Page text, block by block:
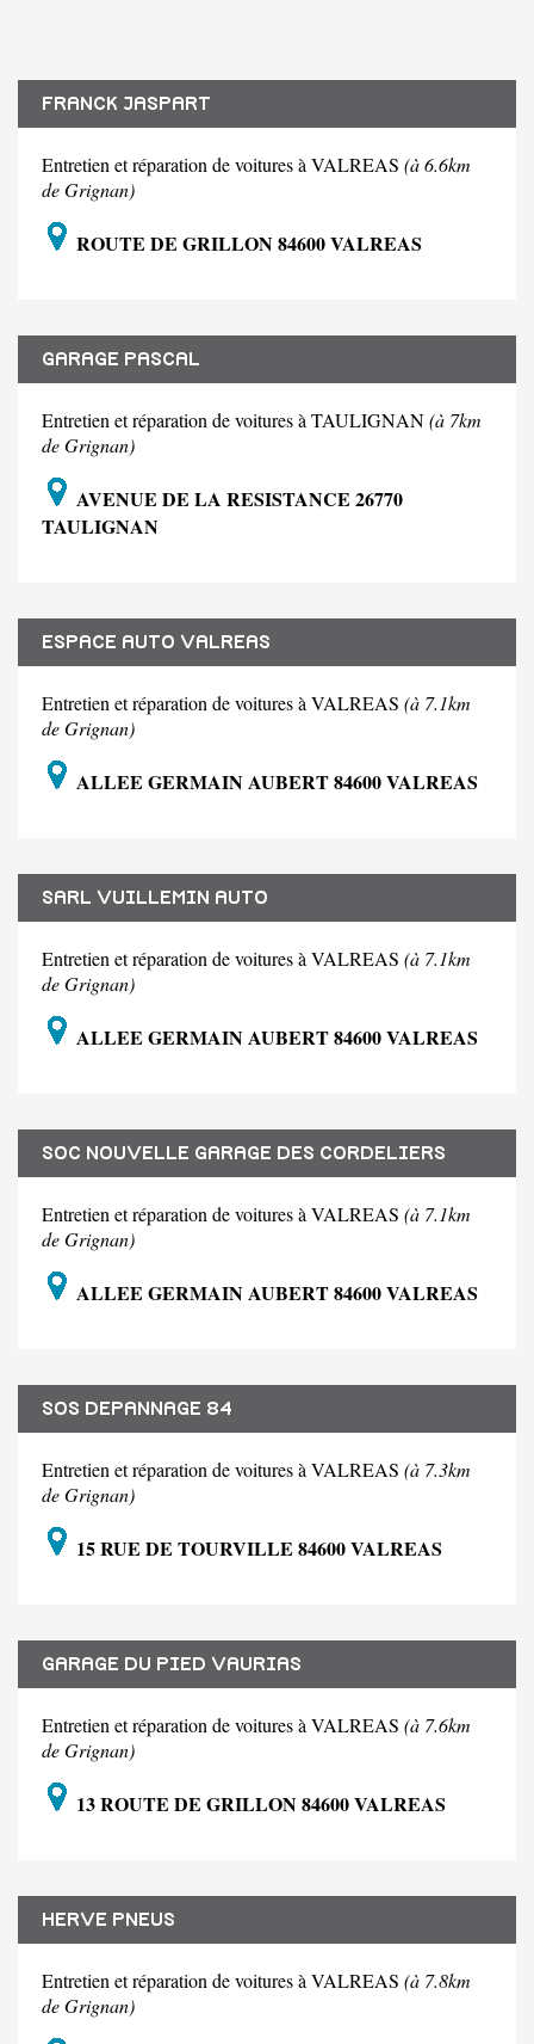
FRANCK JASPART
Entretien et réparation de voitures à VALREAS (à 6.6km
de Grignan)
ROUTE DE GRILLON 84600 VALREAS
GARAGE PASCAL
Entretien et réparation de voitures à TAULIGNAN(à 7km
de Grignan)
AVENUE DE LA RESISTANCE 26770
TAULIGNAN
ESPACE AUTO VALREAS
Entretien et réparation de voitures à VALREAS (à 7.1km
de Grignan)
ALLEE GERMAIN AUBERT 84600 VALREAS
SARL VUILLEMIN AUTO
Entretien et réparation de voitures à VALREAS (à 7.1km
de Grignan)
ALLEE GERMAIN AUBERT 84600 VALREAS
SOC NOUVELLE GARAGE DES CORDELIERS
Entretien et réparation de voitures à VALREAS (à 7.1km
de Grignan)
ALLEE GERMAIN AUBERT 84600 VALREAS
SOS DEPANNAGE 84
Entretien et réparation de voitures à VALREAS (à 7.3km
de Grignan)
15 RUE DE TOURVILLE 84600 VALREAS
GARAGE DU PIED VAURIAS
Entretien et réparation de voitures à VALREAS (à 7.6km
de Grignan)
13 ROUTE DE GRILLON 84600 VALREAS
HERVE PNEUS
Entretien et réparation de voitures à VALREAS (à 7.8km
de Grignan)